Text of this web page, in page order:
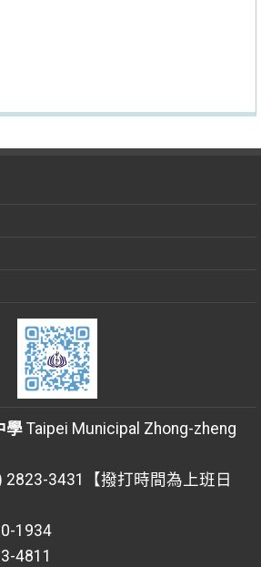
學Taipei Municipal Zhong-zheng
3431【撥打時間為上班日
1934
4811